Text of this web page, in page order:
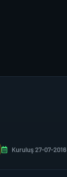
Kuruluş 27-07-2016